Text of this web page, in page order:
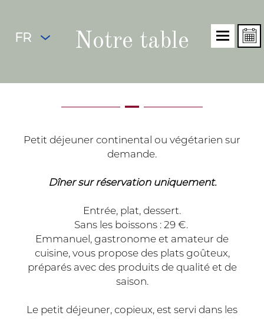
FR Notre table
Petit déjeuner continental ou végétarien sur
demande.
Dîner sur réservation uniquement.
Entrée, plat, dessert.
Sans les boissons : 29 €.
Emmanuel, gastronome et amateur de
cuisine, vous propose des plats goûteux,
préparés avec des produits de qualité et de
saison.
Le petit déjeuner, copieux, est servi dans les